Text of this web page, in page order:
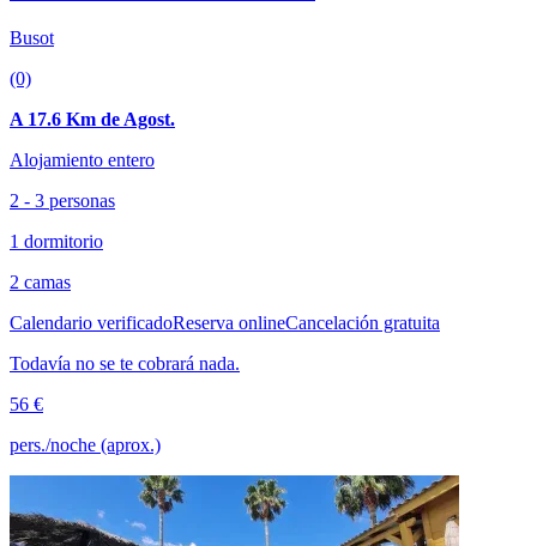
Busot
(0)
A 17.6 Km de Agost.
Alojamiento entero
2 - 3 personas
1 dormitorio
2 camas
Calendario verificadoReserva onlineCancelación gratuita
Todavía no se te cobrará nada.
56 €
pers./noche (aprox.)